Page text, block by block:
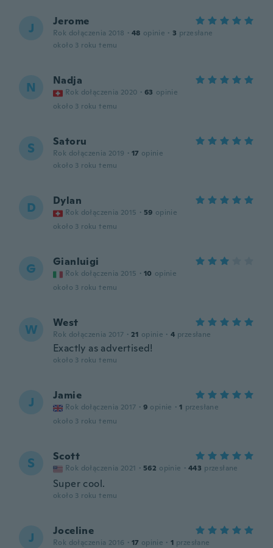
J Jerome
Rok dołączenia 2018 · 48 opinie · 3 przesłane
około 3 roku temu
N Nadja
Rok dołączenia 2020 · 63 opinie
około 3 roku temu
S Satoru
Rok dołączenia 2019 · 17 opinie
około 3 roku temu
D Dylan
Rok dołączenia 2015 · 59 opinie
około 3 roku temu
G Gianluigi
Rok dołączenia 2015 · 10 opinie
około 3 roku temu
W West
Rok dołączenia 2017 · 21 opinie · 4 przesłane
Exactly as advertised!
około 3 roku temu
J Jamie
Rok dołączenia 2017 · 9 opinie · 1 przesłane
około 3 roku temu
S Scott
Rok dołączenia 2021 · 562 opinie · 443 przesłane
Super cool.
około 3 roku temu
J Joceline
Rok dołączenia 2016 · 17 opinie · 1 przesłane